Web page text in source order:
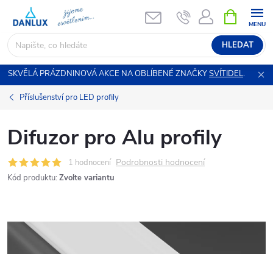
obsah
HLEDAT
NÁKUPNÍ
KOŠÍK
SKVĚLÁ PRÁZDNINOVÁ AKCE NA OBLÍBENÉ ZNAČKYSVÍTIDEL.
Příslušenství pro LED profily
Difuzor pro Alu profily
1 hodnocení Podrobnosti hodnocení
Kód produktu: Zvolte variantu